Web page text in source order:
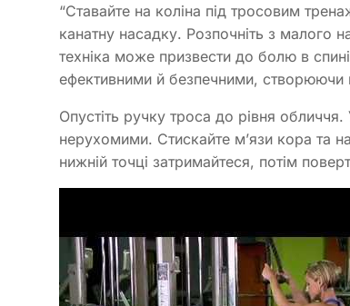
“Ставайте на коліна під тросовим
канатну насадку. Розпочніть з малого
техніка може призвести до болю в
ефективними й безпечними, створюючи
Опустіть ручку троса до рівня
нерухомими. Стискайте м’язи кора та
нижній точці затримайтеся, потім